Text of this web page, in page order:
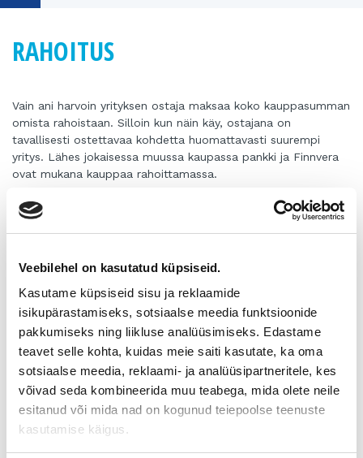
Veebilehel on kasutatud küpsiseid.
Kasutame küpsiseid sisu ja reklaamide
isikupärastamiseks, sotsiaalse meedia funktsioonide
pakkumiseks ning liikluse analüüsimiseks. Edastame
teavet selle kohta, kuidas meie saiti kasutate, ka oma
sotsiaalse meedia, reklaami- ja analüüsipartneritele, kes
võivad seda kombineerida muu teabega, mida olete neile
esitanud või mida nad on kogunud teiepoolse teenuste
kasutamise käigus.
RAHOITUS
Vain ani harvoin yrityksen ostaja maksaa koko kauppasumman
omista rahoistaan. Silloin kun näin käy, ostajana on
tavallisesti ostettavaa kohdetta huomattavasti suurempi
yritys. Lähes jokaisessa muussa kaupassa pankki ja Finnvera
ovat mukana kauppaa rahoittamassa.
Yhä useammin myös myyjä antaa maksuaikaa osalle
kauppasummaa, jolloin myyjä voi saada paremman hinnan
yrityksestään ja ostajan on puolestaan helpompi luottaa
tulokseen päästään, kun kauppa toteutetaan vaiheittain:
myydään ensin osa ja myöhemmin jonkun aikataulun mukaan
loput.
Yleensä lainojen takaisinmaksuajat ovat alle viisi vuotta. Eli
yrityksen tuotoilla laina, joka yrityksen ostoon on saatu, tulee
tässä ajassa kyetä maksamaan korkoineen rahoittajalle
takaisin. Pankeilla ja rahoituslaitoksilla on yrityskauppaa
varten räätälöityjä rahoituspaketteja, jotka voivat sisältää